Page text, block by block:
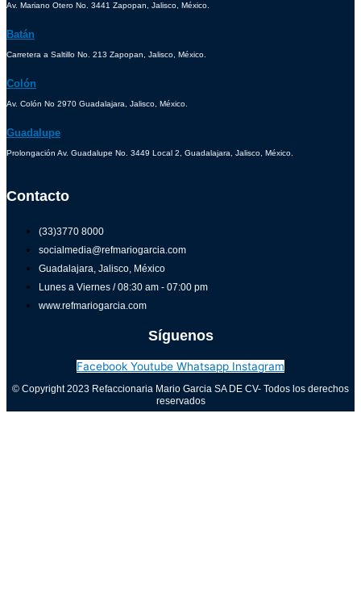
Av. Mariano Otero No. 3441 Zapopan, Jalisco, México.
Batán
Carretera a Saltillo No. 213 Zapopan, Jalisco, México.
Colón
Av. Colón No 2970 Guadalajara, Jalisco, México.
Guadalupe
Prolongación Av. Guadalupe No. 3449 Local 2, Guadalajara, Jalisco, México.
Contacto
(33)3770 8000
socialmedia@refmariogarcia.com
Guadalajara, Jalisco, México
Lunes a Viernes / 08:30 am - 07:00 pm
www.refmariogarcia.com
Síguenos
Facebook Youtube Whatsapp Instagram
© Copyright 2023 Refaccionaria Mario Garcia SA DE CV- Todos los derechos
reservados